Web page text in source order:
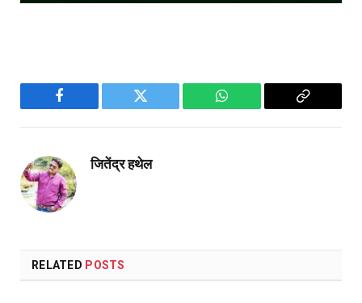
Facebook Twitter WhatsApp
Copy
जितेंद्र हथेल
RELATED POSTS